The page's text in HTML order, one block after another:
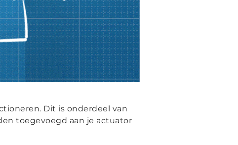
Dit is onderdeel van
toegevoegd aan je actuator